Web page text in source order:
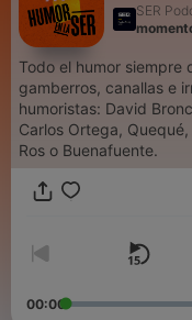
SER
Todo el humor siempre
gamberros, canallas e
humoristas: David
Carlos Ortega,
Ros o Buenafuente.
00:00